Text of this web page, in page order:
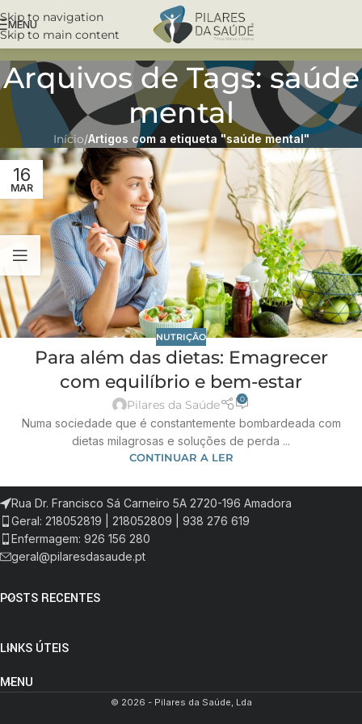
Skip to navigation
Skip to main content
MENU
Arquivos de Tags: saúde
mental
Início/Artigos com a etiqueta "saúde mental"
16
MAR
NUTRIÇÃO
Para além das dietas: Emagrecer
com equilíbrio e bem-estar
Pilares da Saúde 0
Numa sociedade que é constantemente bombardeada com
dietas milagrosas e soluções de perda ...
CONTINUAR A LER
Rua Dr. Francisco Sá Carneiro 5A 2720-196 Amadora
Geral: 218052819 | 218052809 | 938 276 619
Enfermagem: 926 156 280
geral@pilaresdasaude.pt
POSTS RECENTES
LINKS ÚTEIS
MENU
© 2026 - Pilares da Saúde, Lda